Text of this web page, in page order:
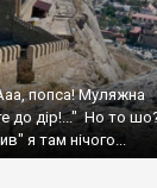
попса! Муляжна
до дір!..." Но то
я там нічого...